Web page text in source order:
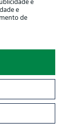
e
e
de